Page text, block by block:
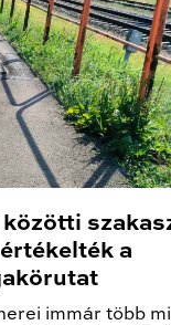
a
immár több